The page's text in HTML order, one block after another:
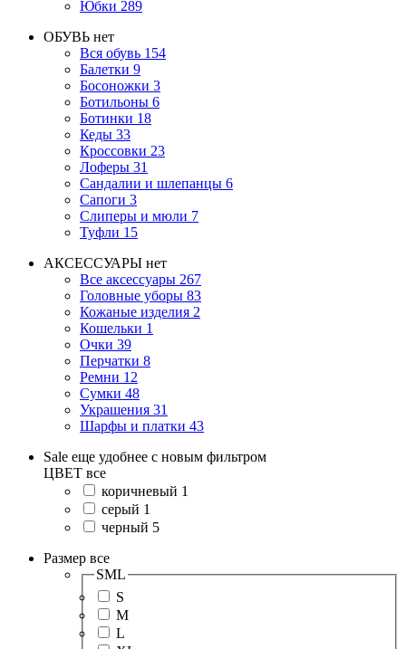
Юбки 289
ОБУВЬ нет
Вся обувь 154
Балетки 9
Босоножки 3
Ботильоны 6
Ботинки 18
Кеды 33
Кроссовки 23
Лоферы 31
Сандалии и шлепанцы 6
Сапоги 3
Слиперы и мюли 7
Туфли 15
АКСЕССУАРЫ нет
Все аксессуары 267
Головные уборы 83
Кожаные изделия 2
Кошельки 1
Очки 39
Перчатки 8
Ремни 12
Сумки 48
Украшения 31
Шарфы и платки 43
Sale еще удобнее с новым фильтром
ЦВЕТ все
коричневый 1
серый 1
черный 5
Размер все
SML
S
M
L